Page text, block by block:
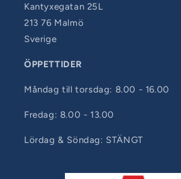
Kantyxegatan 25L
213 76 Malmö
Sverige
ÖPPETTIDER
Måndag till torsdag: 8.00 - 16.00
Fredag: 8.00 - 13.00
Lördag & Söndag: STÄNGT